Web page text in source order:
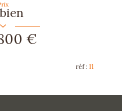
€
réf : 11